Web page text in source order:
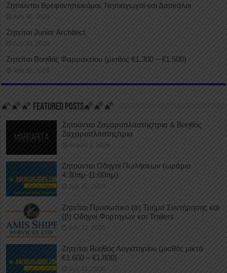
Ζητούνται Βρεφονηπιοκόμοι, Νηπιαγωγοί και Δασκάλοι
July 30, 2026
Ζητείται Junior Architect
July 30, 2026
Ζητείται Βοηθός Φαρμακείου (μισθός €1.300 – €1.500)
July 30, 2026
🌠🌠🌠 FEATURED POSTS🌠🌠🌠
Ζητούνται Ζαχαροπλάστης/τρια & Βοηθός
Ζαχαροπλάστης/τρια
August 1, 2026
Ζητούνται Οδηγοί Πωλήσεων (ωράριο
4:30πμ-11:00πμ)
July 31, 2026
Ζητείται Προσωπικό (α) Τμήμα Συντήρησης και
(β) Οδηγοί Φορτηγών και Trailers
July 31, 2026
Ζητείται Βοηθός Λογιστηρίου (μισθός μικτά
€1.600 – €1.800)
July 31, 2026